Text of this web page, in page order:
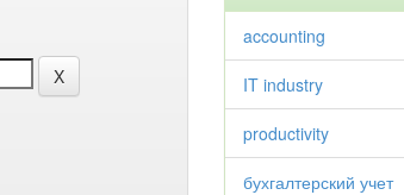
accounting
IT industry
productivity
бухгалтерский учет